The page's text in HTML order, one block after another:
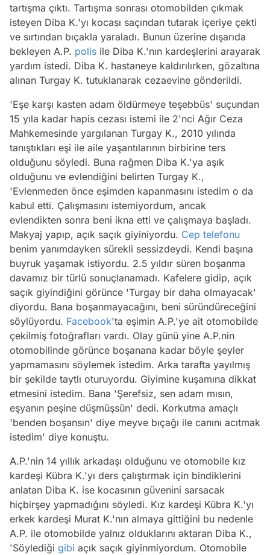
tartışma çıktı. Tartışma sonrası otomobilden çıkmak
isteyen Diba K.'yı kocası saçından tutarak içeriye çekti
ve sırtından bıçakla yaraladı. Bunun üzerine dışarıda
bekleyen A.P. polis ile Diba K.'nın kardeşlerini arayarak
yardım istedi. Diba K. hastaneye kaldırılırken, gözaltına
alınan Turgay K. tutuklanarak cezaevine gönderildi.
'Eşe karşı kasten adam öldürmeye teşebbüs' suçundan
15 yıla kadar hapis cezası istemi ile 2'nci Ağır Ceza
Mahkemesinde yargılanan Turgay K., 2010 yılında
tanıştıkları eşi ile aile yaşantılarının birbirine ters
olduğunu söyledi. Buna rağmen Diba K.'ya aşık
olduğunu ve evlendiğini belirten Turgay K.,
'Evlenmeden önce eşimden kapanmasını istedim o da
kabul etti. Çalışmasını istemiyordum, ancak
evlendikten sonra beni ikna etti ve çalışmaya başladı.
Makyaj yapıp, açık saçık giyiniyordu. Cep telefonu
benim yanımdayken sürekli sessizdeydi. Kendi başına
buyruk yaşamak istiyordu. 2.5 yıldır süren boşanma
davamız bir türlü sonuçlanamadı. Kafelere gidip, açık
saçık giyindiğini görünce 'Turgay bir daha olmayacak'
diyordu. Bana boşanmayacağını, beni süründüreceğini
söylüyordu. Facebook'ta eşimin A.P.'ye ait otomobilde
çekilmiş fotoğrafları vardı. Olay günü yine A.P.nin
otomobilinde görünce boşanana kadar böyle şeyler
yapmamasını söylemek istedim. Arka tarafta yayılmış
bir şekilde taytlı oturuyordu. Giyimine kuşamına dikkat
etmesini istedim. Bana 'Şerefsiz, sen adam mısın,
eşyanın peşine düşmüşsün' dedi. Korkutma amaçlı
'benden boşansın' diye meyve bıçağı ile canını acıtmak
istedim' diye konuştu.
A.P.'nin 14 yıllık arkadaşı olduğunu ve otomobile kız
kardeşi Kübra K.'yı ders çalıştırmak için bindiklerini
anlatan Diba K. ise kocasının güvenini sarsacak
hiçbirşey yapmadığını söyledi. Kız kardeşi Kübra K.'yı
erkek kardeşi Murat K.'nın almaya gittiğini bu nedenle
A.P. ile otomobilde yalnız olduklarını aktaran Diba K.,
'Söylediği gibi açık saçık giyinmiyordum. Otomobile